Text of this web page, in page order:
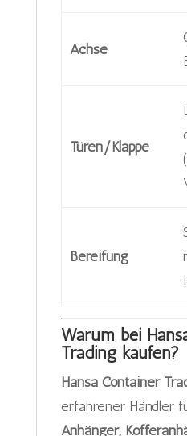
Achse
Türen/Klappe
Bereifung
Warum bei
Trading kaufen?
Hansa Container
erfahrener Händler
Anhänger,